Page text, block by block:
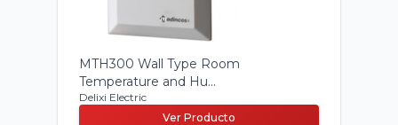
MTH300 Wall Type Room
Temperature and Hu...
Delixi Electric
Ver Producto